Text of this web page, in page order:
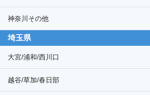
神奈川その他
埼玉県
大宮/浦和/西川口
越谷/草加/春日部